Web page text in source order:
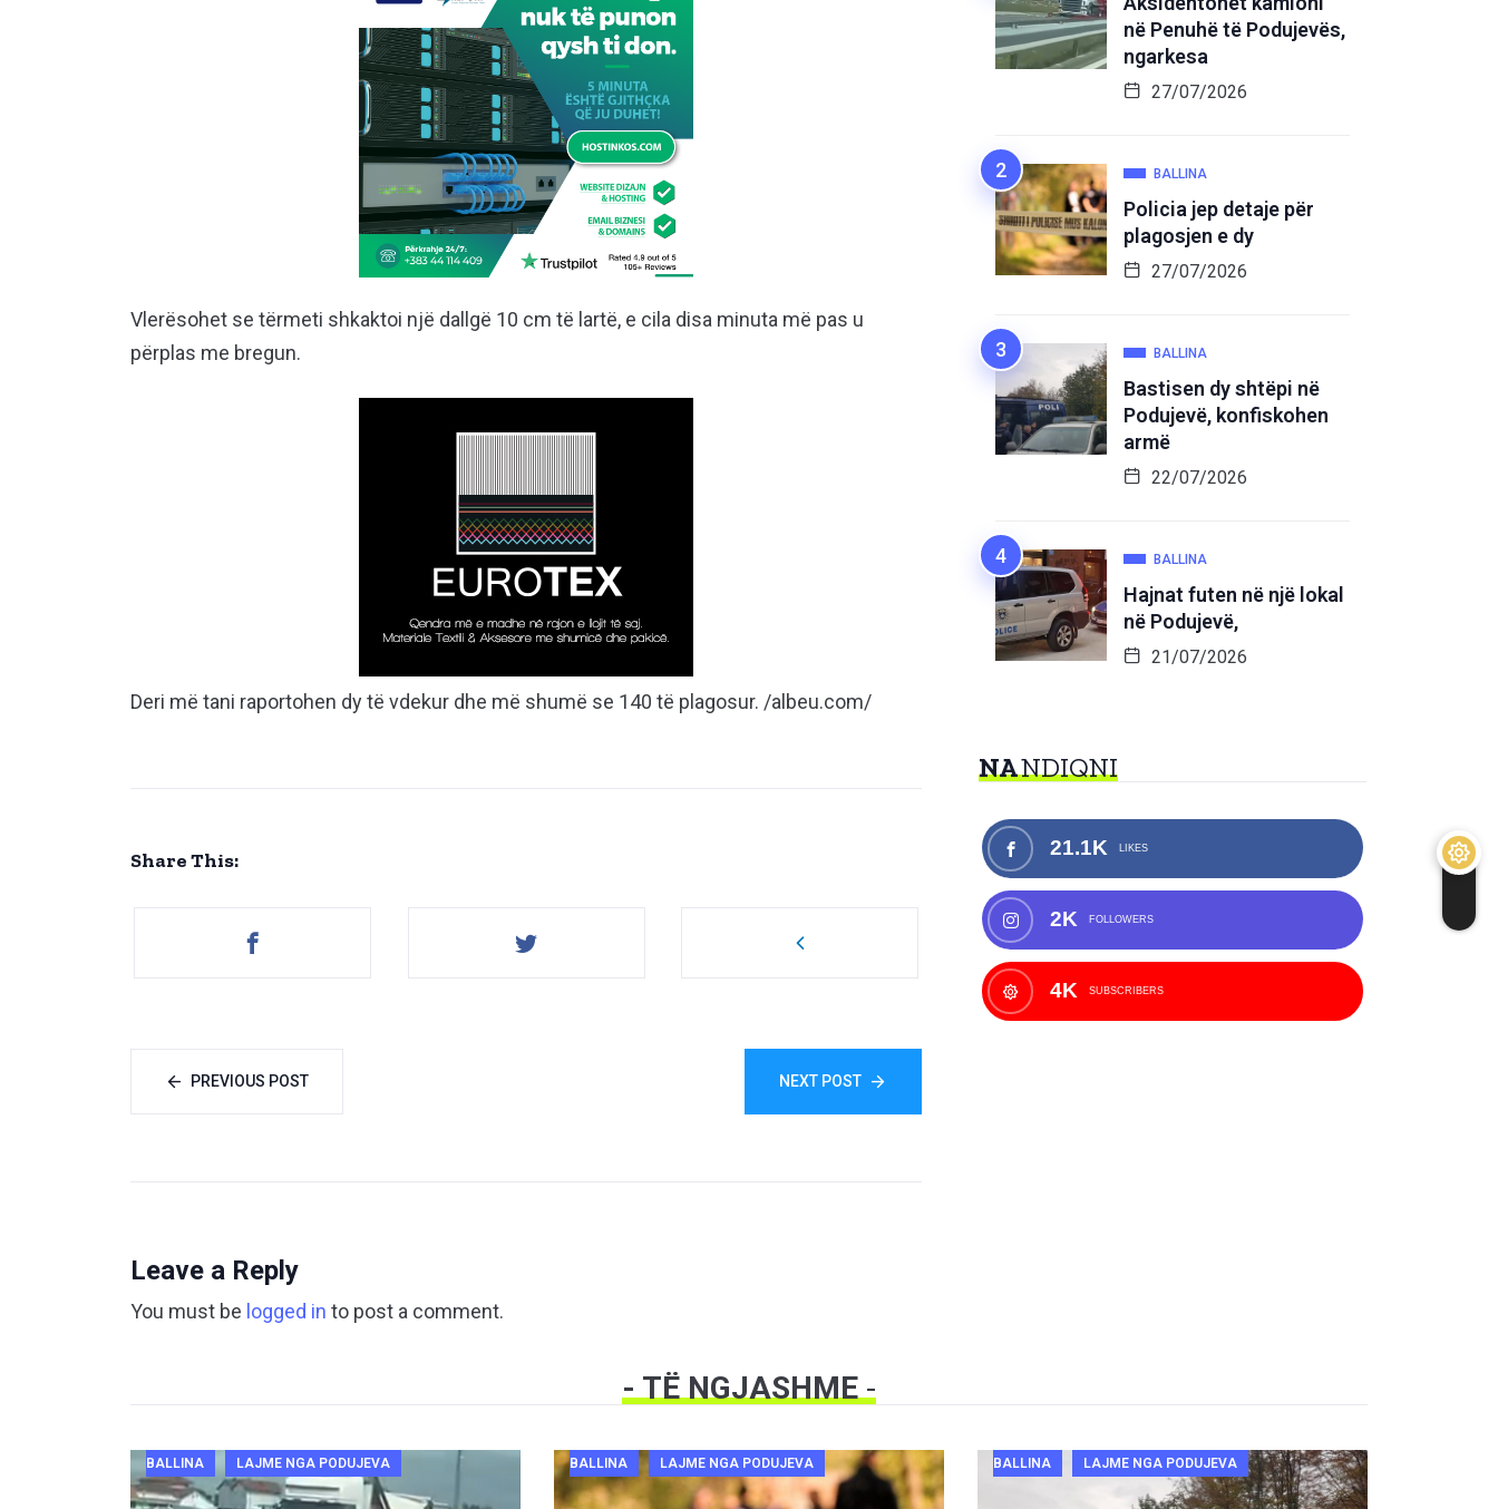
Vlerësohet se tërmeti shkaktoi një dallgë 10 cm të lartë, e cila disa minuta më pas u
përplas me bregun.
Deri më tani raportohen dy të vdekur dhe më shumë se 140 të plagosur. /albeu.com/
Share This:
PREVIOUS POST NEXT POST
Leave a Reply
You must be logged in to post a comment.
në Penuhë të Podujevës,
ngarkesa
27/07/2026
BALLINA
Policia jep detaje për
plagosjen e dy
27/07/2026
BALLINA
Bastisen dy shtëpi në
Podujevë, konfiskohen
armë
22/07/2026
BALLINA
Hajnat futen në një lokal
në Podujevë,
21/07/2026
NANDIQNI
21.1K LIKES
2K FOLLOWERS
4K SUBSCRIBERS
- TË NGJASHME-
BALLINA LAJME NGA PODUJEVA BALLINA LAJME NGA PODUJEVA BALLINA LAJME NGA PODUJEVA